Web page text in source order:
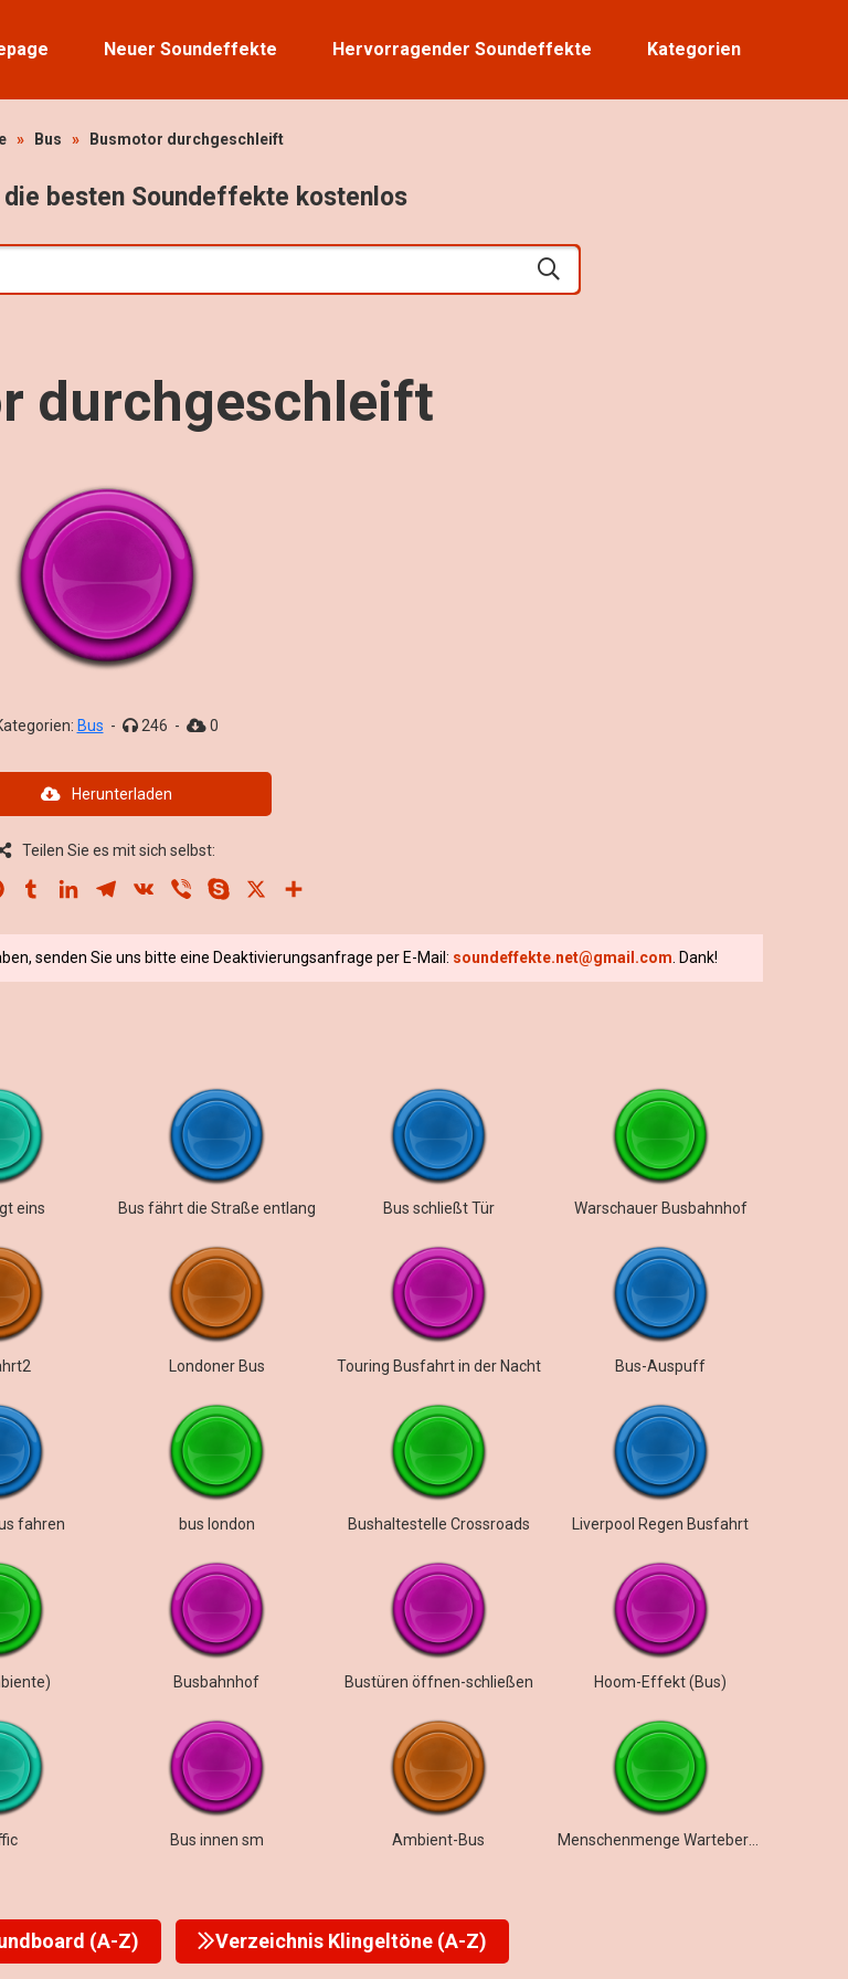
Neuer Soundeffekte Hervorragender Soundeffekte Kategorien
» Bus » Busmotor durchgeschleift
besten Soundeffekte kostenlos
durchgeschleift
Bus - 246 - 0
Herunterladen
Teilen Sie es mit sich selbst:
PinterestTumblrLinkedInTelegram
VK Viber Skype
senden Sie uns bitte eine Deaktivierungsanfrage per E-Mail: soundeffekte.net@gmail.com . Dank!
eins Bus fährt die Straße entlang Bus schließt Tür Warschauer Busbahnhof
Londoner Bus Touring Busfahrt in der Nacht Bus-Auspuff
fahren bus london Bushaltestelle Crossroads Liverpool Regen Busfahrt
Busbahnhof Bustüren öffnen-schließen Hoom-Effekt (Bus)
Bus innen sm Ambient-Bus
(A-Z) Verzeichnis Klingeltöne (A-Z)